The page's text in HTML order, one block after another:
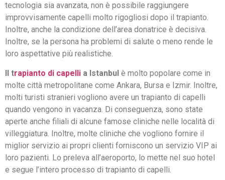
tecnologia sia avanzata, non è possibile raggiungere
improvvisamente capelli molto rigogliosi dopo il trapianto.
Inoltre, anche la condizione dell’area donatrice è decisiva.
Inoltre, se la persona ha problemi di salute o meno rende le
loro aspettative più realistiche.
Il trapianto di capelli a Istanbul è molto popolare come in
molte città metropolitane come Ankara, Bursa e Izmir. Inoltre,
molti turisti stranieri vogliono avere un trapianto di capelli
quando vengono in vacanza. Di conseguenza, sono state
aperte anche filiali di alcune famose cliniche nelle località di
villeggiatura. Inoltre, molte cliniche che vogliono fornire il
miglior servizio ai propri clienti forniscono un servizio VIP ai
loro pazienti. Lo preleva all’aeroporto, lo mette nel suo hotel
e segue l’intero processo di trapianto di capelli.